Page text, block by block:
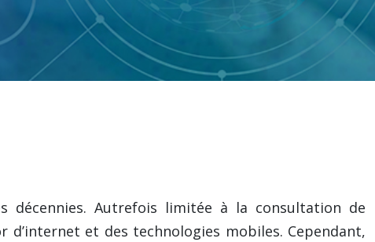
décennies. Autrefois limitée à la consultation de
d’internet et des technologies mobiles. Cependant,